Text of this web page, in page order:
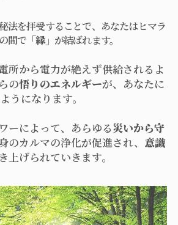
法を拝受することで、あなたはヒマラ
間で 「縁」 が結ばれます。
所から電力が絶えず供給されるよ
の悟りのエネルギーが、あなたに
うになります。
ーによって、あらゆる災いから守
のカルマの浄化が促進され、 意識
上げられていきます。